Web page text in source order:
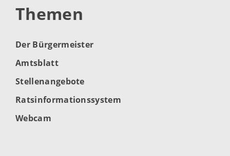
Themen
Der Bürgermeister
Amtsblatt
Stellenangebote
Ratsinformationssystem
Webcam